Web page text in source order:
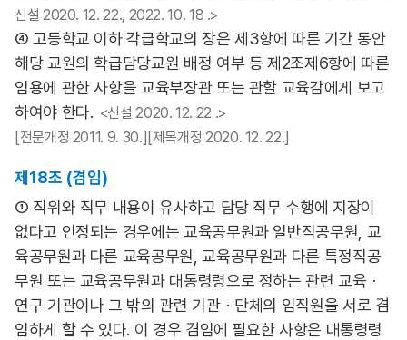
신설 2020. 12. 22., 2022. 10. 18 .>
④ 고등학교 이하 각급학교의 장은 제3항에 따른 기간 동안
해당 교원의 학급담당교원 배정 여부 등 제2조제6항에 따른
임용에 관한 사항을 교육부장관 또는 관할 교육감에게 보고
하여야 한다. <신설 2020. 12. 22 .>
[전문개정 2011. 9. 30.][제목개정 2020. 12. 22.]
제18조 (겸임)
① 직위와 직무 내용이 유사하고 담당 직무 수행에 지장이
없다고 인정되는 경우에는 교육공무원과 일반직공무원, 교
육공무원과 다른 교육공무원, 교육공무원과 다른 특정직공
무원 또는 교육공무원과 대통령령으로 정하는 관련 교육ㆍ
연구 기관이나 그 밖의 관련 기관ㆍ단체의 임직원을 서로 겸
임하게 할 수 있다. 이 경우 겸임에 필요한 사항은 대통령령